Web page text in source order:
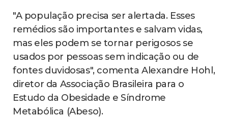
"A população precisa ser alertada. Esses
remédios são importantes e salvam vidas,
mas eles podem se tornar perigosos se
usados por pessoas sem indicação ou de
fontes duvidosas", comenta Alexandre Hohl,
diretor da Associação Brasileira para o
Estudo da Obesidade e Síndrome
Metabólica (Abeso).